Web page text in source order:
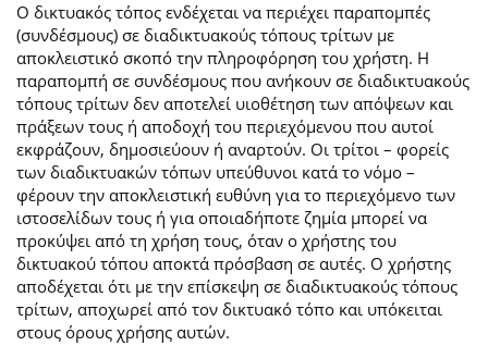
O δικτυακός τόπος ενδέχεται να περιέχει παραπομπές
(συνδέσμους) σε διαδικτυακούς τόπους τρίτων με
αποκλειστικό σκοπό την πληροφόρηση του χρήστη. Η
παραπομπή σε συνδέσμους που ανήκουν σε διαδικτυακούς
τόπους τρίτων δεν αποτελεί υιοθέτηση των απόψεων και
πράξεων τους ή αποδοχή του περιεχόμενου που αυτοί
εκφράζουν, δημοσιεύουν ή αναρτούν. Οι τρίτοι – φορείς
των διαδικτυακών τόπων υπεύθυνοι κατά το νόμο –
φέρουν την αποκλειστική ευθύνη για το περιεχόμενο των
ιστοσελίδων τους ή για οποιαδήποτε ζημία μπορεί να
προκύψει από τη χρήση τους, όταν ο χρήστης του
δικτυακού τόπου αποκτά πρόσβαση σε αυτές. Ο χρήστης
αποδέχεται ότι με την επίσκεψη σε διαδικτυακούς τόπους
τρίτων, αποχωρεί από τον δικτυακό τόπο και υπόκειται
στους όρους χρήσης αυτών.